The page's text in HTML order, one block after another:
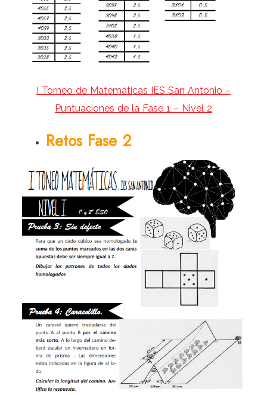
I Torneo de Matemáticas IES San Antonio –
Puntuaciones de la Fase 1 – Nivel 2
Retos Fase 2